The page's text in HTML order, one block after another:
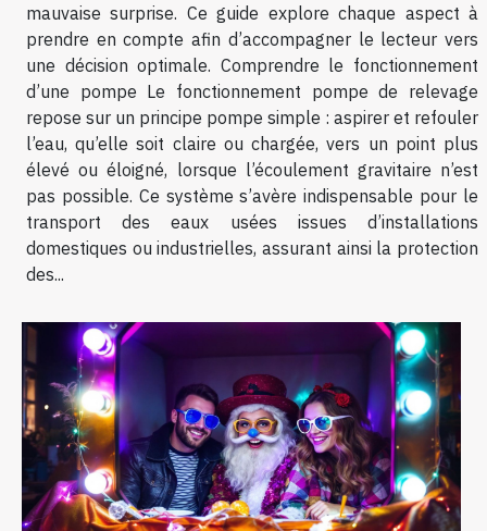
mauvaise surprise. Ce guide explore chaque aspect à
prendre en compte afin d’accompagner le lecteur vers
une décision optimale. Comprendre le fonctionnement
d’une pompe Le fonctionnement pompe de relevage
repose sur un principe pompe simple : aspirer et refouler
l’eau, qu’elle soit claire ou chargée, vers un point plus
élevé ou éloigné, lorsque l’écoulement gravitaire n’est
pas possible. Ce système s’avère indispensable pour le
transport des eaux usées issues d’installations
domestiques ou industrielles, assurant ainsi la protection
des...